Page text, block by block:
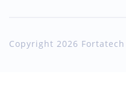
Copyright 2026